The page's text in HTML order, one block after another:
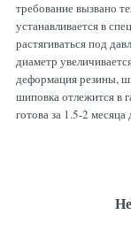
требование вызвано
устанавливается в
растягиваться под
диаметр
деформация резины,
шиповка отлежится в
готова за 1.5-2